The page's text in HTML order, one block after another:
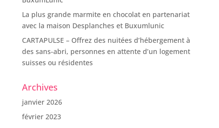
La plus grande marmite en chocolat en partenariat
avec la maison Desplanches et Buxumlunic
CARTAPULSE – Offrez des nuitées d’hébergement à
des sans-abri, personnes en attente d’un logement
suisses ou résidentes
Archives
janvier 2026
février 2023